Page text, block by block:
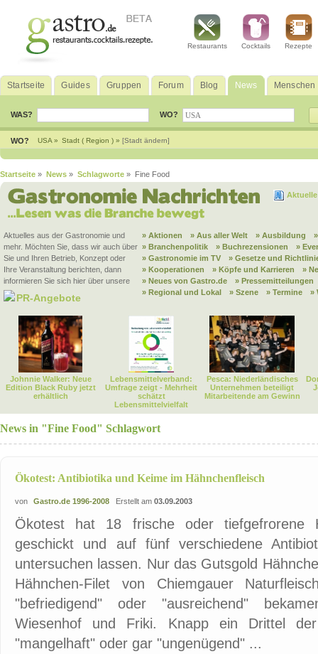
Restaurants Cocktails Rezepte
Startseite Guides Gruppen Forum Blog News Menschen
WAS? WO?
WO? USA » Stadt ( Region ) » [Stadt ändern]
Startseite » News » Schlagworte » Fine Food
Aktuelles aus der Gastronomie und
mehr. Möchten Sie, dass wir auch über
Sie und Ihren Betrieb, Konzept oder
Ihre Veranstaltung berichten, dann
informieren Sie sich hier über unsere
PR-Angebote
» Aktionen » Aus aller Welt » Ausbildung
» Branchenpolitik
» Buchrezensionen
»
» Gastronomie im TV
» Gesetze und
» Kooperationen
» Köpfe und Karrieren
»
» Neues von Gastro.de
» Pressemitteilungen
» Regional und Lokal
» Szene » Termine »
Johnnie Walker: Neue
Edition Black Ruby jetzt
erhältlich
Lebensmittelverband:
Umfrage zeigt - Mehrheit
schätzt
Lebensmittelvielfalt
Pesca: Niederländisches
Unternehmen beteiligt
Mitarbeitende am Gewinn
News in "Fine Food" Schlagwort
Ökotest: Antibiotika und Keime im Hähnchenfleisch
von Gastro.de 1996-2008 Erstellt am 03.09.2003
Ökotest hat 18 frische oder tiefgefrorene
geschickt und auf fünf verschiedene
untersuchen lassen. Nur das Gutsgold
Hähnchen-Filet von Chiemgauer
"befriedigend" oder "ausreichend"
Wiesenhof und Friki. Knapp ein Drittel
"mangelhaft" oder gar "ungenügend" ...